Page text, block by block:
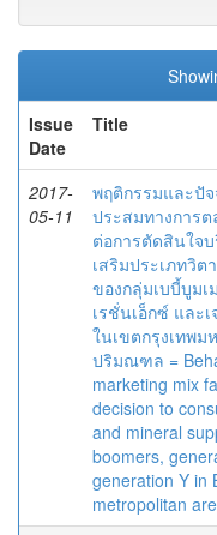
Issue
Date
Title
2017-
05-11
พฤติกรรมและปั
ประสมทางการ
ต่อการตัดสินใจ
เสริมประเภทวิต
ของกลุ่มเบบี้บูมเ
เรชั่นเอ็กซ์ และ
ในเขตกรุงเทพม
ปริมณฑล =
marketing mix
decision to
and mineral
boomers,
generation Y in
metropolitan